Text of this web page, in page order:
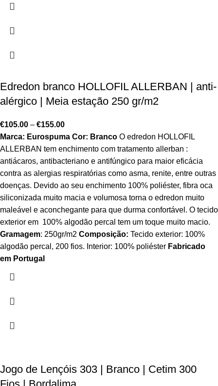
Edredon branco HOLLOFIL ALLERBAN | anti-
alérgico | Meia estação 250 gr/m2
€105.00 – €155.00
Marca: Eurospuma Cor: Branco O edredon HOLLOFIL
ALLERBAN tem enchimento com tratamento allerban :
antiácaros, antibacteriano e antifúngico para maior eficácia
contra as alergias respiratórias como asma, renite, entre outras
doenças. Devido ao seu enchimento 100% poliéster, fibra oca
siliconizada muito macia e volumosa torna o edredon muito
maleável e aconchegante para que durma confortável. O tecido
exterior em 100% algodão percal tem um toque muito macio.
Gramagem: 250gr/m2 Composição: Tecido exterior: 100%
algodão percal, 200 fios. Interior: 100% poliéster Fabricado
em Portugal
Jogo de Lençóis 303 | Branco | Cetim 300